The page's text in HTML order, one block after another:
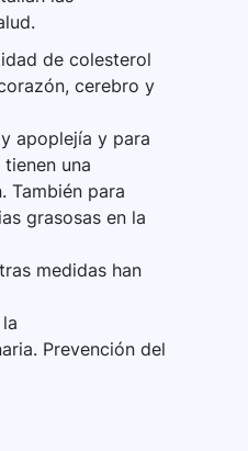
de colesterol
cerebro y
apoplejía y para
una
También para
grasosas en la
medidas han
Prevención del